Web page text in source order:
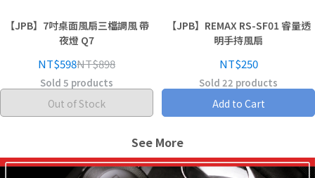
【JPB】7吋桌面風扇三檔調風 帶
夜燈 Q7
NT$598NT$898
Sold 5 products
Out of Stock
【JPB】REMAX RS-SF01 睿量透
明手持風扇
NT$250
Sold 22 products
Add to Cart
See More